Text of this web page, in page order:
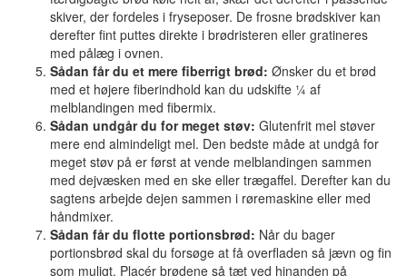
skiver, der fordeles i fryseposer. De frosne brødskiver kan
derefter fint puttes direkte i brødristeren eller gratineres
med pålæg i ovnen.
Sådan får du et mere fiberrigt brød: Ønsker du et brød
med et højere fiberindhold kan du udskifte ¼ af
melblandingen med fibermix.
Sådan undgår du for meget støv: Glutenfrit mel støver
mere end almindeligt mel. Den bedste måde at undgå for
meget støv på er først at vende melblandingen sammen
med dejvæsken med en ske eller trægaffel. Derefter kan du
sagtens arbejde dejen sammen i røremaskine eller med
håndmixer.
Sådan får du flotte portionsbrød: Når du bager
portionsbrød skal du forsøge at få overfladen så jævn og fin
som muligt. Placér brødene så tæt ved hinanden på